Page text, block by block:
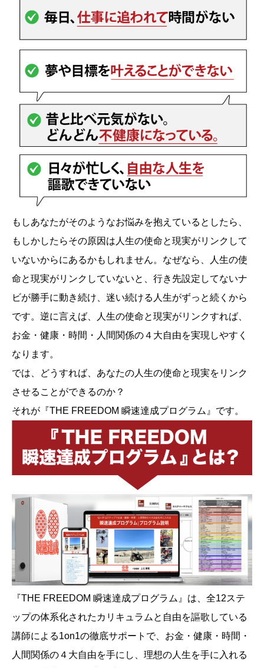
もしあなたがそのようなお悩みを抱えているとしたら、
もしかしたらその原因は人生の使命と現実がリンクして
いないからにあるかもしれません。なぜなら、人生の使
命と現実がリンクしていないと、行き先設定してないナ
ビが勝手に動き続け、迷い続ける人生がずっと続くから
です。逆に言えば、人生の使命と現実がリンクすれば、
お金・健康・時間・人間関係の４大自由を実現しやすく
なります。
では、どうすれば、あなたの人生の使命と現実をリンク
させることができるのか？
それが『THE FREEDOM 瞬速達成プログラム』です。
『THE FREEDOM 瞬速達成プログラム』は、全12ステ
ップの体系化されたカリキュラムと自由を謳歌している
講師による1on1の徹底サポートで、お金・健康・時間・
人間関係の４大自由を手にし、理想の人生を手に入れる